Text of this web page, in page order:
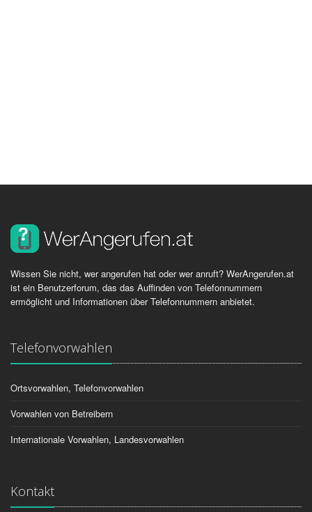
Wissen Sie nicht, wer angerufen hat oder wer anruft? WerAngerufen.at
ist ein Benutzerforum, das das Auffinden von Telefonnummern
ermöglicht und Informationen über Telefonnummern anbietet.
Telefonvorwahlen
Ortsvorwahlen, Telefonvorwahlen
Vorwahlen von Betreibern
Internationale Vorwahlen, Landesvorwahlen
Kontakt